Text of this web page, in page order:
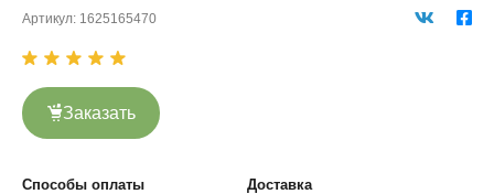
Артикул: 1625165470
Заказать
Способы оплаты Доставка